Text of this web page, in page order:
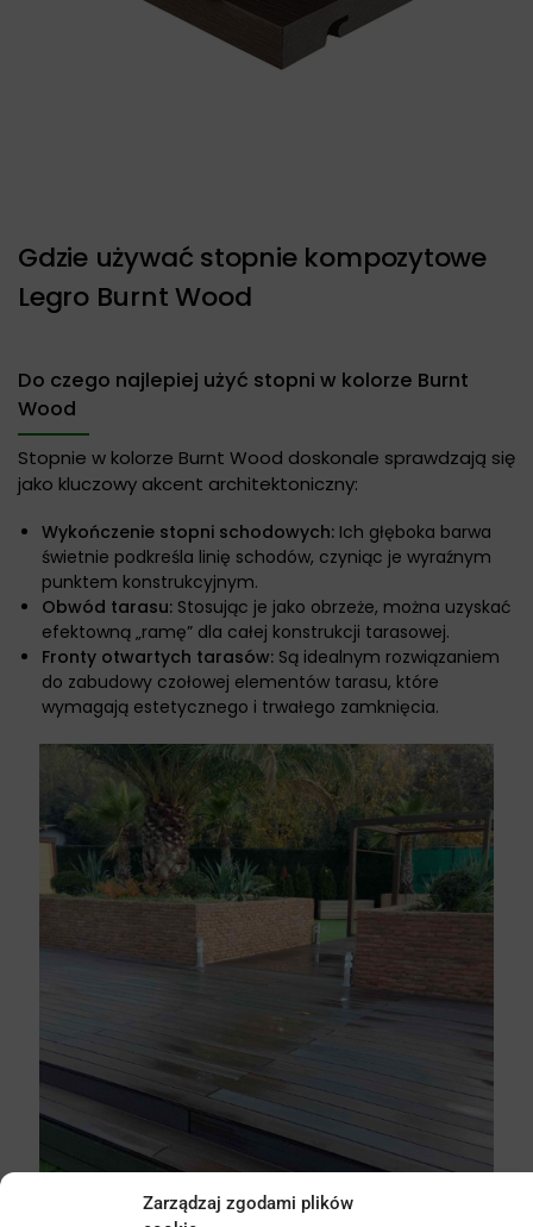
Zarządzaj zgodami plików
Gdzie używać stopnie kompozytowe
Legro Burnt Wood
Do czego najlepiej użyć stopni w kolorze Burnt
Wood
Stopnie w kolorze Burnt Wood doskonale sprawdzają się
jako kluczowy akcent architektoniczny:
Wykończenie stopni schodowych: Ich głęboka barwa
świetnie podkreśla linię schodów, czyniąc je wyraźnym
punktem konstrukcyjnym.
Obwód tarasu: Stosując je jako obrzeże, można uzyskać
efektowną „ramę” dla całej konstrukcji tarasowej.
Fronty otwartych tarasów: Są idealnym rozwiązaniem
do zabudowy czołowej elementów tarasu, które
wymagają estetycznego i trwałego zamknięcia.